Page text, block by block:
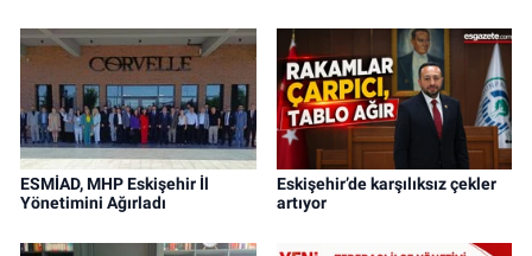
ESMİAD, MHP Eskişehir İl
Yönetimini Ağırladı
Eskişehir’de karşılıksız çekler
artıyor